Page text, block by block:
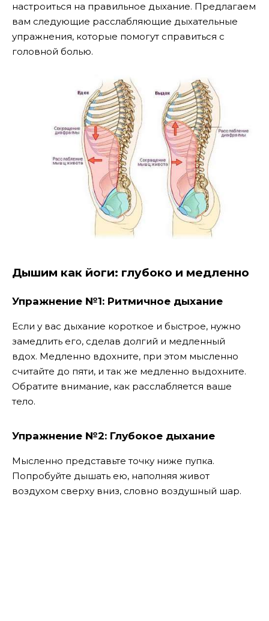
настроиться на правильное дыхание. Предлагаем
вам следующие расслабляющие дыхательные
упражнения, которые помогут справиться с
головной болью.
Дышим как йоги: глубоко и медленно
Упражнение №1: Ритмичное дыхание
Если у вас дыхание короткое и быстрое, нужно
замедлить его, сделав долгий и медленный
вдох. Медленно вдохните, при этом мысленно
считайте до пяти, и так же медленно выдохните.
Обратите внимание, как расслабляется ваше
тело.
Упражнение №2: Глубокое дыхание
Мысленно представьте точку ниже пупка.
Попробуйте дышать ею, наполняя живот
воздухом сверху вниз, словно воздушный шар.